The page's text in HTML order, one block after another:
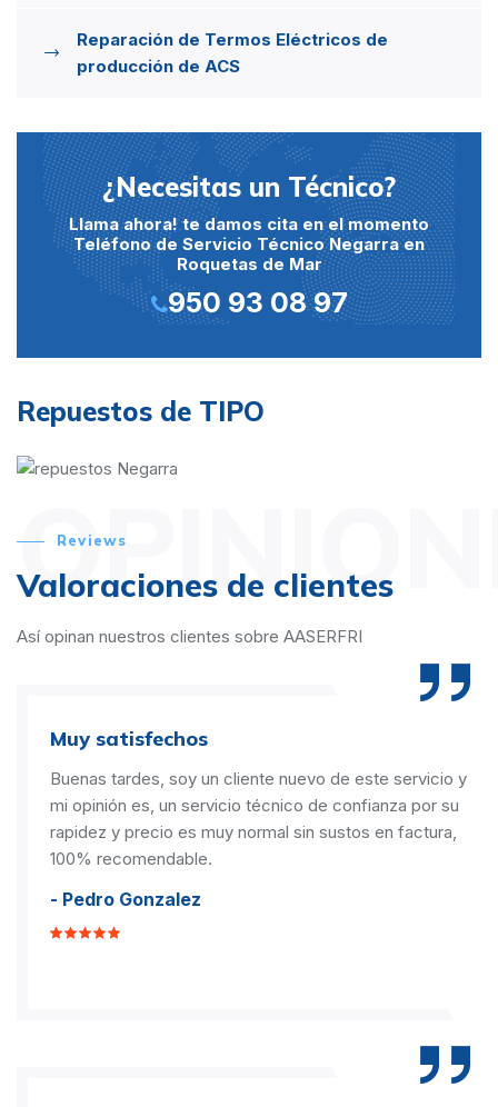
Reparación de Termos Eléctricos de
producción de ACS
¿Necesitas un Técnico?
Llama ahora! te damos cita en el momento
Teléfono de Servicio Técnico Negarra en
Roquetas de Mar
950 93 08 97
Repuestos de TIPO
Reviews
Valoraciones de clientes
Así opinan nuestros clientes sobre AASERFRI
Muy satisfechos
Buenas tardes, soy un cliente nuevo de este servicio y
mi opinión es, un servicio técnico de confianza por su
rapidez y precio es muy normal sin sustos en factura,
100% recomendable.
- Pedro Gonzalez